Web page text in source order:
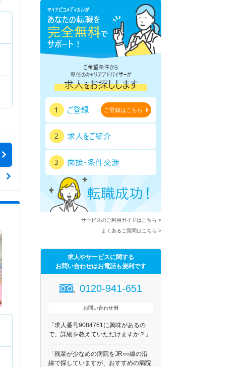
ご登録はこちら
サービスのご利用ガイドはこちら >
よくあるご質問はこちら >
求人やサービスに関する
お問い合わせはお電話も便利です
0120-941-651
お問い合わせ例
「求人番号9084761に興味があるの
で、詳細を教えていただけますか？」
「残業が少なめの病院をJR○○線の沿
線で探していますが、おすすめの病院